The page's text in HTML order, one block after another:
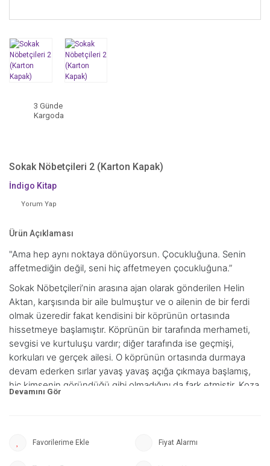
3 Günde
Kargoda
Sokak Nöbetçileri 2 (Karton Kapak)
İndigo Kitap
Yorum Yap
Ürün Açıklaması
"Ama hep aynı noktaya dönüyorsun. Çocukluğuna. Senin
affetmediğin değil, seni hiç affetmeyen çocukluğuna.”
Sokak Nöbetçileri’nin arasına ajan olarak gönderilen Helin
Aktan, karşısında bir aile bulmuştur ve o ailenin de bir ferdi
olmak üzeredir fakat kendisini bir köprünün ortasında
hissetmeye başlamıştır. Köprünün bir tarafında merhameti,
sevgisi ve kurtuluşu vardır; diğer tarafında ise geçmişi,
korkuları ve gerçek ailesi. O köprünün ortasında durmaya
devam ederken sırlar yavaş yavaş açığa çıkmaya başlamış,
hiç kimsenin göründüğü gibi olmadığını da fark etmiştir. Koza
Mutlu Sarca, nasıl kıyametlerin içinde olursam olayım hayata
Fiyat Alarmı